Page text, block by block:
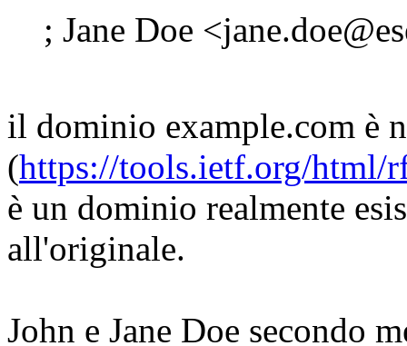
; Jane Doe
il dominio example.com è
(https://tools.ietf.org/html/
è un dominio realmente
all'originale.
John e Jane Doe secondo